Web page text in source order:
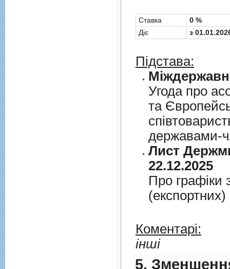
Cтавка
0 %
Діє
з
Підстава:
Угода про
та
державами-
Лист
22.12.2025
Про графiки
Коментарі:
інші
5.